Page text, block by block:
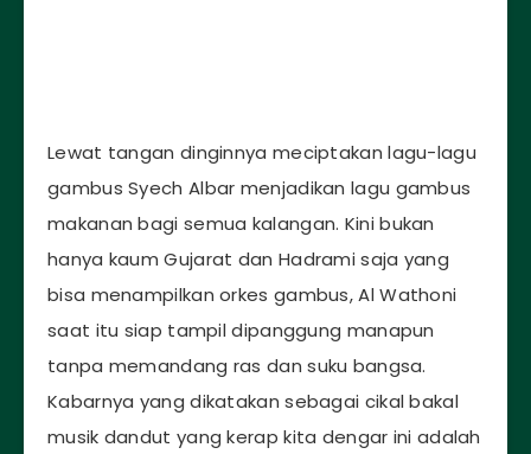
Lewat tangan dinginnya meciptakan lagu-lagu
gambus Syech Albar menjadikan lagu gambus
makanan bagi semua kalangan. Kini bukan
hanya kaum Gujarat dan Hadrami saja yang
bisa menampilkan orkes gambus, Al Wathoni
saat itu siap tampil dipanggung manapun
tanpa memandang ras dan suku bangsa.
Kabarnya yang dikatakan sebagai cikal bakal
musik dandut yang kerap kita dengar ini adalah